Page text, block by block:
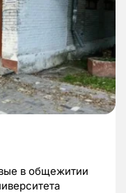
в общежитии